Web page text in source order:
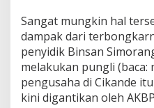
r
e
s
k
r
m
Sangat mungkin hal
dampak dari
penyidik Binsan
melakukan pungli (baca:
pengusaha di Cikande
kini digantikan oleh